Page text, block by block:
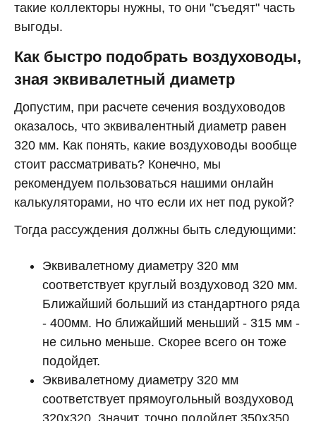
такие коллекторы нужны, то они "съедят" часть
выгоды.
Как быстро подобрать воздуховоды,
зная эквивалетный диаметр
Допустим, при расчете сечения воздуховодов
оказалось, что эквивалентный диаметр равен
320 мм. Как понять, какие воздуховоды вообще
стоит рассматривать? Конечно, мы
рекомендуем пользоваться нашими онлайн
калькуляторами, но что если их нет под рукой?
Тогда рассуждения должны быть следующими:
Эквивалетному диаметру 320 мм
соответствует круглый воздуховод 320 мм.
Ближайший больший из стандартного ряда
- 400мм. Но ближайший меньший - 315 мм -
не сильно меньше. Скорее всего он тоже
подойдет.
Эквивалетному диаметру 320 мм
соответствует прямоугольный воздуховод